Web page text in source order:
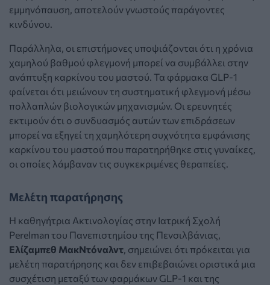
εμμηνόπαυση, αποτελούν γνωστούς παράγοντες
κινδύνου.
Παράλληλα, οι επιστήμονες υποψιάζονται ότι η χρόνια
χαμηλού βαθμού φλεγμονή μπορεί να συμβάλλει στην
ανάπτυξη καρκίνου του μαστού. Τα φάρμακα GLP-1
φαίνεται ότι μειώνουν τη συστηματική φλεγμονή μέσω
πολλαπλών βιολογικών μηχανισμών. Οι ερευνητές
εκτιμούν ότι ο συνδυασμός αυτών των επιδράσεων
μπορεί να εξηγεί τη χαμηλότερη συχνότητα εμφάνισης
καρκίνου του μαστού που παρατηρήθηκε στις γυναίκες,
οι οποίες λάμβαναν τις συγκεκριμένες θεραπείες.
Μελέτη παρατήρησης
Η καθηγήτρια Ακτινολογίας στην Ιατρική Σχολή
Perelman του Πανεπιστημίου της Πενσιλβάνιας,
Ελίζαμπεθ ΜακΝτόναλντ , σημειώνει ότι πρόκειται για
μελέτη παρατήρησης και δεν επιβεβαιώνει οριστικά μια
συσχέτιση μεταξύ των φαρμάκων GLP-1 και της